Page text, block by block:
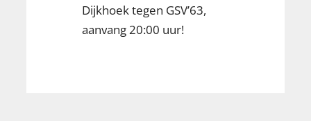
Dijkhoek tegen GSV’63,
aanvang 20:00 uur!